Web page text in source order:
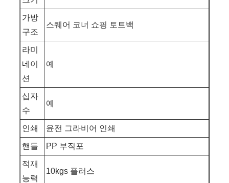
가방
구조
스퀘어 코너 쇼핑 토트백
라미
네이
션
예
십자
수
예
인쇄 윤전 그라비어 인쇄
핸들 PP 부직포
적재
능력
10kgs 플러스